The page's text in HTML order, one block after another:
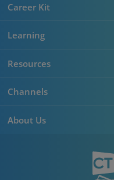
Career Kit
Learning
Resources
Channels
About Us